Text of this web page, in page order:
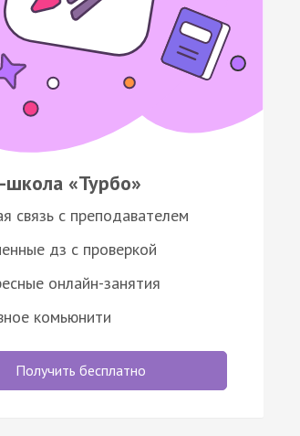
школа «Турбо»
связь с преподавателем
дз с проверкой
онлайн-занятия
комьюнити
Получить бесплатно